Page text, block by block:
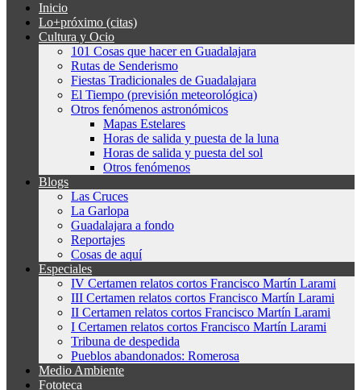
Inicio
Lo+próximo (citas)
Cultura y Ocio
101 Cosas que hacer en Guadalajara
Rutas de Senderismo
Fiestas Tradicionales de Guadalajara
El Tiempo (previsión meteorológica)
Otros fenómenos astronómicos
Mapas Estelares
Horas de salida y puesta de la luna
Horas de salida y puesta del sol
Otros fenómenos
Blogs
Las Cruces
La Garlopa
Guadalajara a fondo
Reportajes
Cosas de aquí
Especiales
IV Certamen relatos cortos Francisco Martín Larami
III Certamen relatos cortos Francisco Martín Larami
II Certamen relatos cortos Francisco Martín Larami
I Certamen relatos cortos Francisco Martín Larami
Tribuna de despedida
Pueblos abandonados: Romerosa
Medio Ambiente
Fototeca